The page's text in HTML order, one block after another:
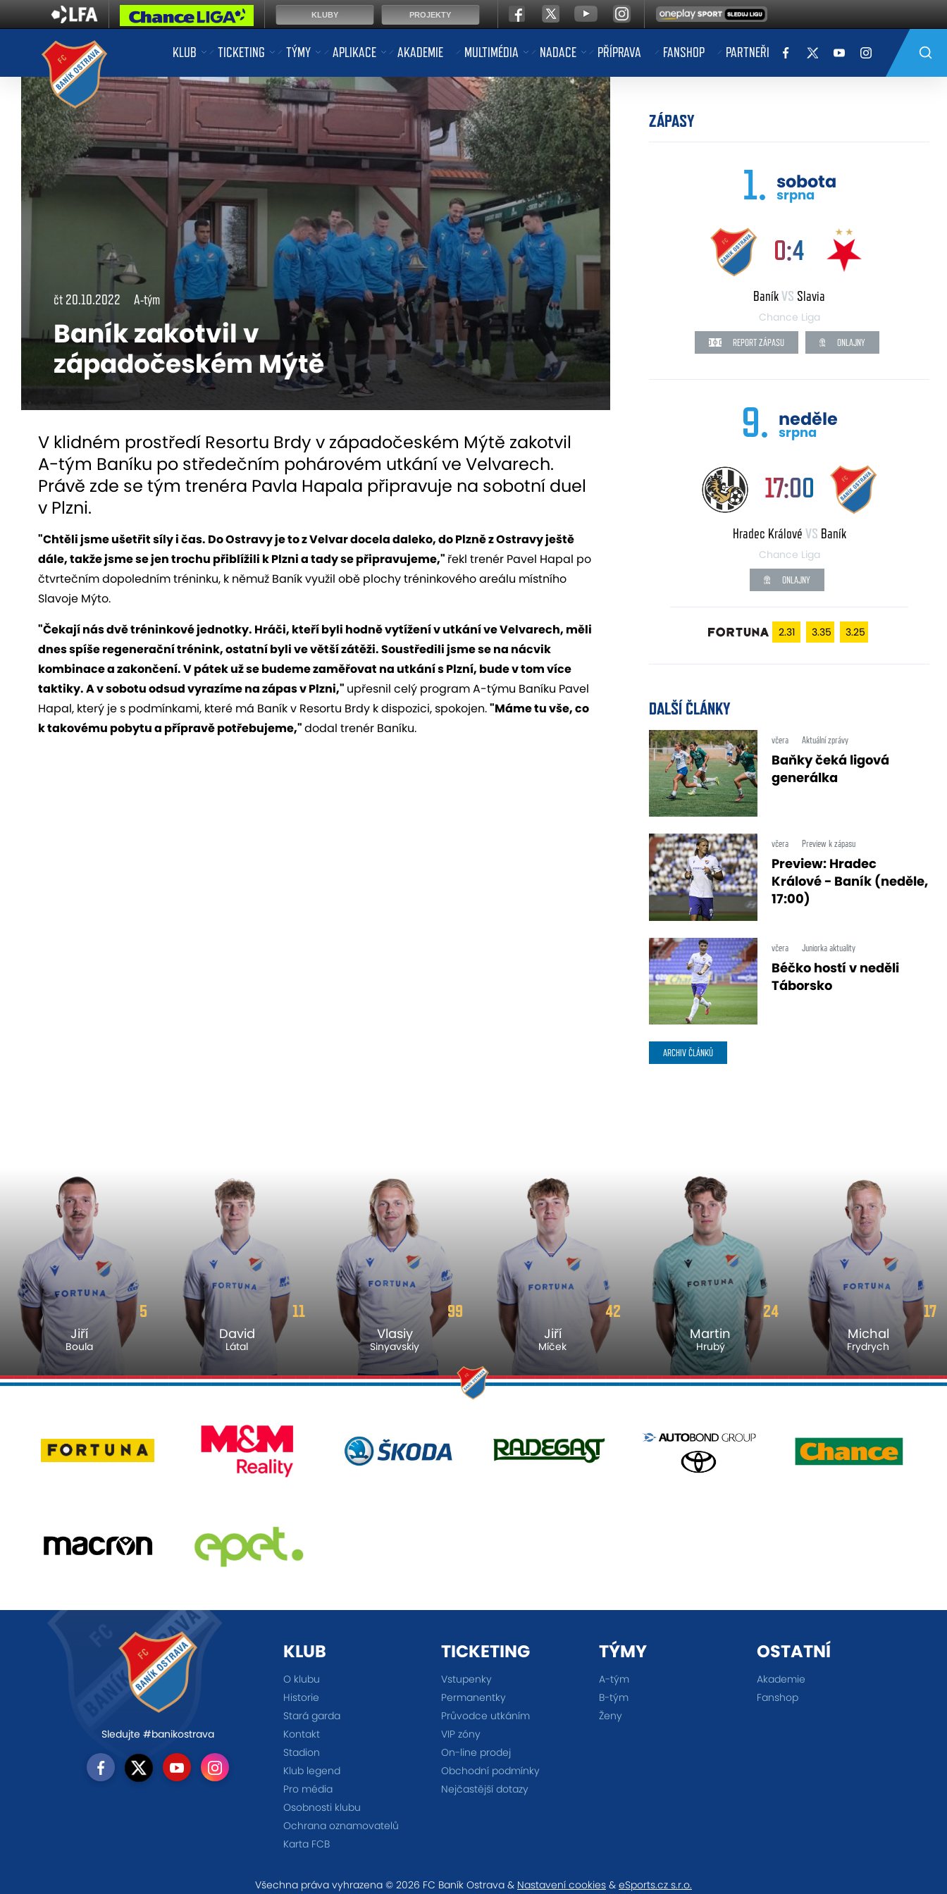
KLUB TICKETING TÝMY APLIKACE AKADEMIE MULTIMÉDIA NADACE PŘÍPRAVA FANSHOP PARTNEŘI
čt 20.10.2022 A-tým
Baník zakotvil v
západočeském Mýtě
V klidném prostředí Resortu Brdy v západočeském Mýtě zakotvil
A-tým Baníku po středečním pohárovém utkání ve Velvarech.
Právě zde se tým trenéra Pavla Hapala připravuje na sobotní duel
v Plzni.
"Chtěli jsme ušetřit síly i čas. Do Ostravy je to z Velvar docela daleko, do Plzně z Ostravy ještě
dále, takže jsme se jen trochu přiblížili k Plzni a tady se připravujeme," řekl trenér Pavel Hapal po
čtvrtečním dopoledním tréninku, k němuž Baník využil obě plochy tréninkového areálu místního
Slavoje Mýto.
"Čekají nás dvě tréninkové jednotky. Hráči, kteří byli hodně vytížení v utkání ve Velvarech, měli
dnes spíše regenerační trénink, ostatní byli ve větší zátěži. Soustředili jsme se na nácvik
kombinace a zakončení. V pátek už se budeme zaměřovat na utkání s Plzní, bude v tom více
taktiky. A v sobotu odsud vyrazíme na zápas v Plzni," upřesnil celý program A-týmu Baníku Pavel
Hapal, který je s podmínkami, které má Baník v Resortu Brdy k dispozici, spokojen."Máme tu vše, co
k takovému pobytu a přípravě potřebujeme,"dodal trenér Baníku.
ZÁPASY
1. sobota
srpna
0:4
BaníkVS Slavia
Chance Liga
REPORT ZÁPASU ONLAJNY
9. neděle
srpna
17:00
Hradec Králové VS Baník
Chance Liga
ONLAJNY
2.31 3.35 3.25
DALŠÍ ČLÁNKY
včera Aktuální zprávy
Baňky čeká ligová
generálka
včera Preview k zápasu
Preview: Hradec
Králové - Baník (neděle,
17:00)
včera Juniorka aktuality
Béčko hostí v neděli
Táborsko
ARCHIV ČLÁNKŮ
5
Jiří
Boula
11
David
Látal
99
Vlasiy
Sinyavskiy
42
Jiří
Míček
24
Martin
Hrubý
17
Michal
Frydrych
Sledujte #banikostrava
KLUB
O klubu
Historie
Stará garda
Kontakt
Stadion
Klub legend
Pro média
Osobnosti klubu
Ochrana oznamovatelů
Karta FCB
TICKETING
Vstupenky
Permanentky
Průvodce utkáním
VIP zóny
On-line prodej
Obchodní podmínky
Nejčastější dotazy
TÝMY
A-tým
B-tým
Ženy
OSTATNÍ
Akademie
Fanshop
Všechna práva vyhrazena © 2026 FC Baník Ostrava & Nastavení cookies & eSports.cz s.r.o.
KLUBY PROJEKTY